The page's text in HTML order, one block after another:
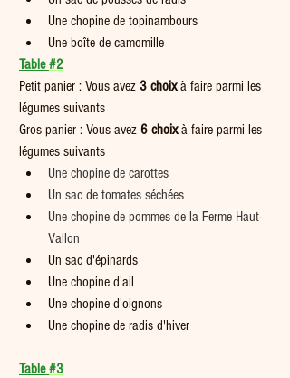
Une chopine de topinambours
Une boîte de camomille
Table #2
Petit panier : Vous avez 3 choix à faire parmi les
légumes suivants
Gros panier : Vous avez 6 choix à faire parmi les
légumes suivants
Une chopine de carottes
Un sac de tomates séchées
Une chopine de pommes de la Ferme Haut-
Vallon
Un sac d'épinards
Une chopine d'ail
Une chopine d'oignons
Une chopine de radis d'hiver
Table #3